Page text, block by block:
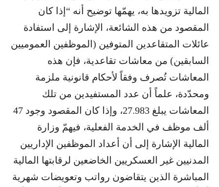
المالية تزويدها به، يهمّها توضيح أنه “إذا كان
المقصود من هذه الشائعة، الإشارة إلى استفادة
عائلات المتقاعدين المتوفين (الموظفين العموميين
السابقين) من معاشات تقاعدية، فإن هذه
المعاشات تُصرف وفقاً لأحكام قانونية ملزمة
ومحدّدة، علماً أن عدد المستفيدين من تلك
المعاشات يبلغ 27.983، وإذا كان المقصود وجود 47
ألف موظف في الخدمة الفعلية، فيهمّ وزارة
المالية الإشارة إلى أن أعداد الموظفين الإداريين
المدنيين غير العسكريين الخاضعين لرقابتها المالية
المباشرة الذين يتقاضون رواتب وتعويضات شهرية